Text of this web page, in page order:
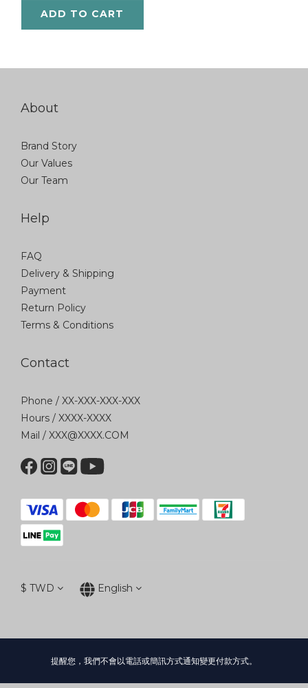
ADD TO CART
About
Brand Story
Our Values
Our Team
Help
FAQ
Delivery & Shipping
Payment
Return Policy
Terms & Conditions
Contact
Phone / XX-XXX-XXX-XXX
Hours / XXXX-XXXX
Mail / XXX@XXXX.COM
$ TWD English
提醒您，我們不會以電話或簡訊方式通知變更付款方式。